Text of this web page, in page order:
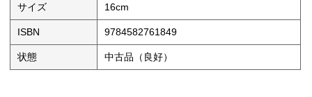
サイズ 16cm
ISBN 9784582761849
状態 中古品（良好）